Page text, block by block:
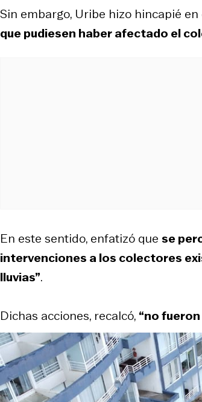
Sin embargo, Uribe hizo hincapié en
que pudiesen haber afectado el
En este sentido, enfatizó que se
intervenciones a los colectores
lluvias”.
Dichas acciones, recalcó, “no